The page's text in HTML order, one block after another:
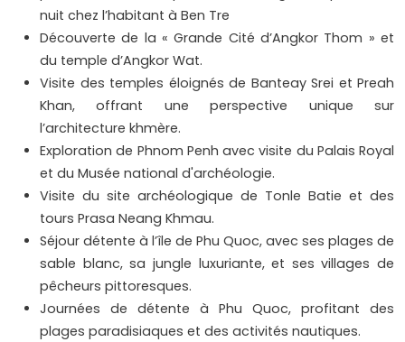
nuit chez l’habitant à Ben Tre
Découverte de la « Grande Cité d’Angkor Thom » et
du temple d’Angkor Wat.
Visite des temples éloignés de Banteay Srei et Preah
Khan, offrant une perspective unique sur
l’architecture khmère.
Exploration de Phnom Penh avec visite du Palais Royal
et du Musée national d'archéologie.
Visite du site archéologique de Tonle Batie et des
tours Prasa Neang Khmau.
Séjour détente à l’île de Phu Quoc, avec ses plages de
sable blanc, sa jungle luxuriante, et ses villages de
pêcheurs pittoresques.
Journées de détente à Phu Quoc, profitant des
plages paradisiaques et des activités nautiques.